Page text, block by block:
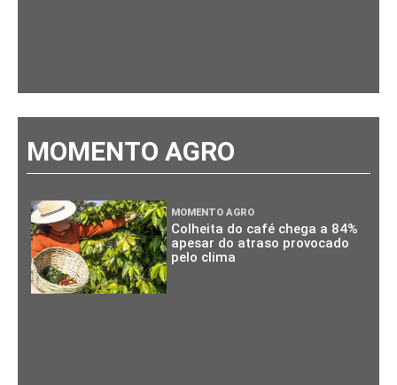
MOMENTO AGRO
MOMENTO AGRO
Colheita do café chega a 84%
apesar do atraso provocado
pelo clima